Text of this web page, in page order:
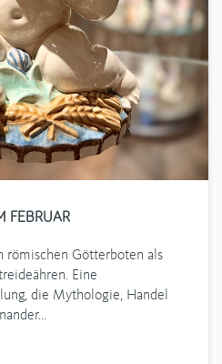
FEBRUAR
römischen Götterboten als
Eine
die Mythologie, Handel